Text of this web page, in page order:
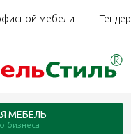
мебели
МЕБЕЛЬ
бизнеса